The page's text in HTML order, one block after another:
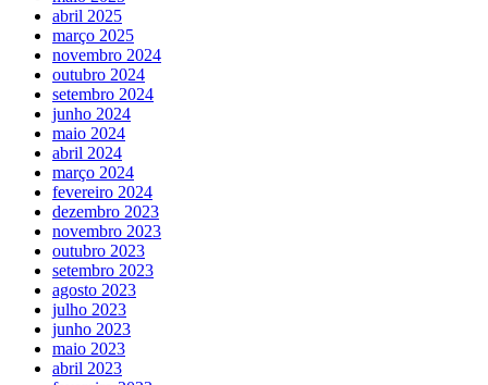
abril 2025
março 2025
novembro 2024
outubro 2024
setembro 2024
junho 2024
maio 2024
abril 2024
março 2024
fevereiro 2024
dezembro 2023
novembro 2023
outubro 2023
setembro 2023
agosto 2023
julho 2023
junho 2023
maio 2023
abril 2023